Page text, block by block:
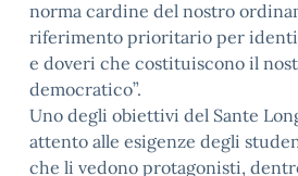
norma cardine del nostro
riferimento prioritario per
e doveri che costituiscono il
democratico”.
Uno degli obiettivi del Sante
attento alle esigenze degli
che li vedono protagonisti,